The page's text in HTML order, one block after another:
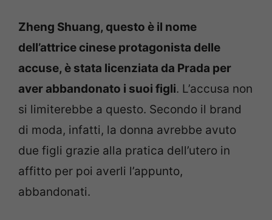
Zheng Shuang, questo è il nome
dell’attrice cinese protagonista delle
accuse, è stata licenziata da Prada per
aver abbandonato i suoi figli. L’accusa non
si limiterebbe a questo. Secondo il brand
di moda, infatti, la donna avrebbe avuto
due figli grazie alla pratica dell’utero in
affitto per poi averli l’appunto,
abbandonati.